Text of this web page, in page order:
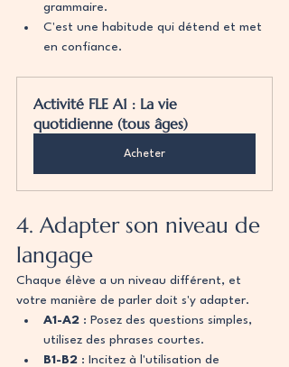
grammaire.
C'est une habitude qui détend et met
en confiance.
Activité FLE A1 : La vie
quotidienne (tous âges)
Acheter
4. Adapter son niveau de
langage
Chaque élève a un niveau différent, et
votre manière de parler doit s'y adapter.
A1-A2 : Posez des questions simples,
utilisez des phrases courtes.
B1-B2 : Incitez à l'utilisation de